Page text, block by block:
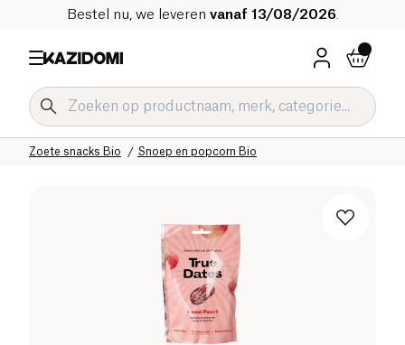
Bestel nu, we leveren vanaf 13/08/2026
Snoep en popcorn Bio
Zoete snacks Bio
Zoetwaren Bio
Onze biologische catalogus
Home